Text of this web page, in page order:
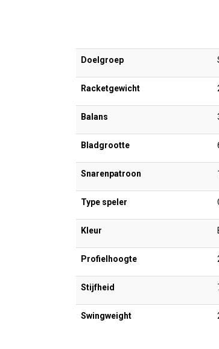
Doelgroep
Racketgewicht
Balans
Bladgrootte
Snarenpatroon
Type speler
Kleur
Profielhoogte
Stijfheid
Swingweight